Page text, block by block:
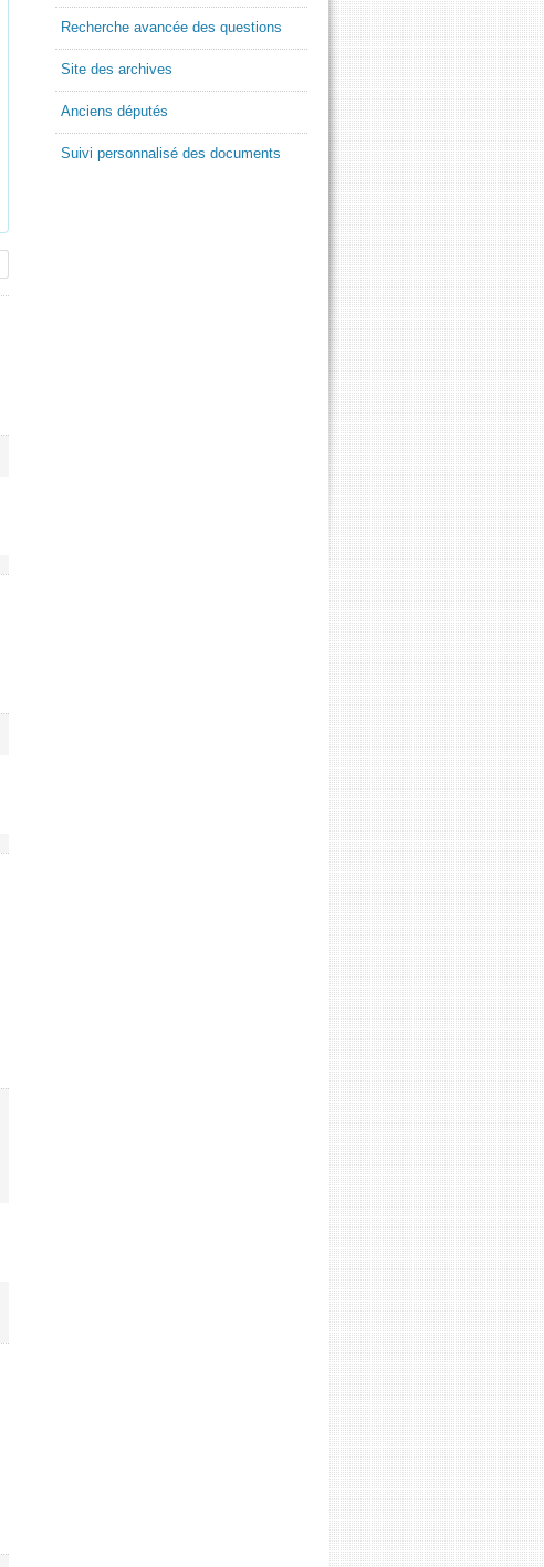
Recherche avancée des questions
Site des archives
Anciens députés
Suivi personnalisé des documents